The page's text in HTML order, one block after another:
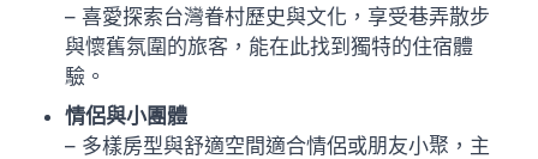
– 喜愛探索台灣眷村歷史與文化，享受巷弄散步
與懷舊氛圍的旅客，能在此找到獨特的住宿體
驗。
情侶與小團體
– 多樣房型與舒適空間適合情侶或朋友小聚，主